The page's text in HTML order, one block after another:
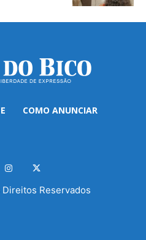
COMO ANUNCIAR
Reservados